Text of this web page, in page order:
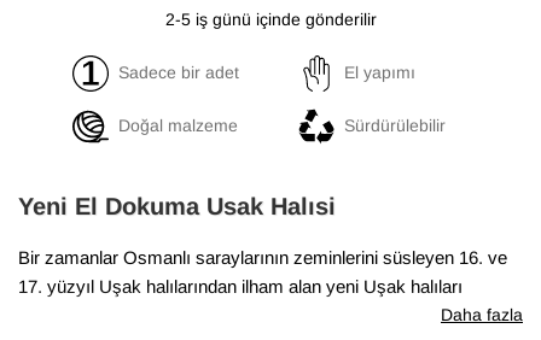
2-5 iş günü içinde gönderilir
Sadece bir adet El yapımı
Doğal malzeme Sürdürülebilir
Yeni El Dokuma Usak Halısi
Bir zamanlar Osmanlı saraylarının zeminlerini süsleyen 16. ve
17. yüzyıl Uşak halılarından ilham alan yeni Uşak halıları
koleksiyonumuz, geleneksel tasarımları el dokumasıyla hayata
Daha fazla